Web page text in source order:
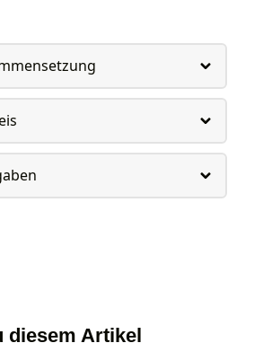
diesem Artikel